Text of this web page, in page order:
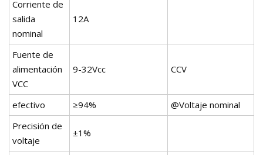
Corriente de
salida
nominal
12A
Fuente de
alimentación
VCC
9-32Vcc CCV
efectivo ≥94%
@Voltaje nominal
Precisión de
voltaje
±1%